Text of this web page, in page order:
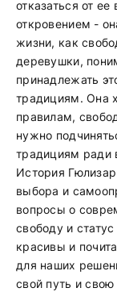
отказаться от
откровением -
жизни, как
деревушки,
принадлежать
традициям. Она
правилам,
нужно
традициям ради
История
выбора и
вопросы о
свободу и
красивы и
для наших
свой путь и